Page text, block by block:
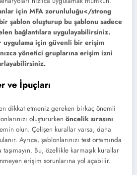
için MFA zorunluluğu</strong
şablon oluşturup bu şablonu sadece
bağlantılara uygulayabilirsiniz.
uygulama için güvenli bir erişim
yönetici gruplarına erişim izni
ve İpuçları
dikkat etmeniz gereken birkaç önemli
oluştururken öncelik sırasını
olun. Çelişen kurallar varsa, daha
Ayrıca, şablonlarınızı test ortamında
Bu, özellikle karmaşık kurallar
erişim sorunlarına yol açabilir.